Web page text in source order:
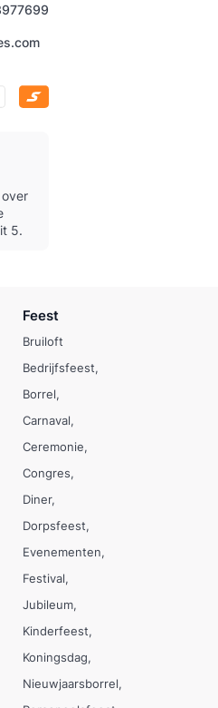
5.
Feest
Bruiloft
Bedrijfsfeest
Borrel
Carnaval
Ceremonie
Congres
Diner
Dorpsfeest
Evenementen
Festival
Jubileum
Kinderfeest
Koningsdag
Nieuwjaarsborrel